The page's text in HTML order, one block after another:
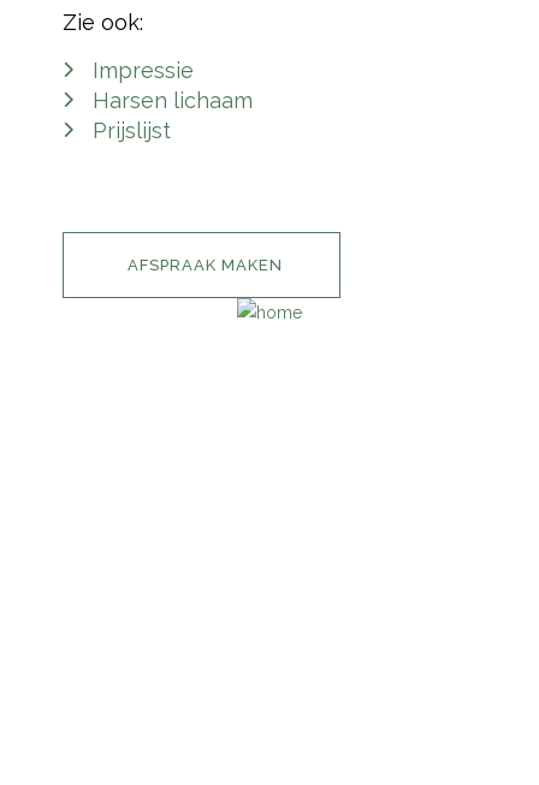
Zie ook:
Impressie
Harsen lichaam
Prijslijst
AFSPRAAK MAKEN